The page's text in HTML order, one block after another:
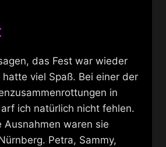
das Fest war wieder
viel Spaß. Bei einer der
in
ich natürlich nicht fehlen.
Ausnahmen waren sie
Petra, Sammy,